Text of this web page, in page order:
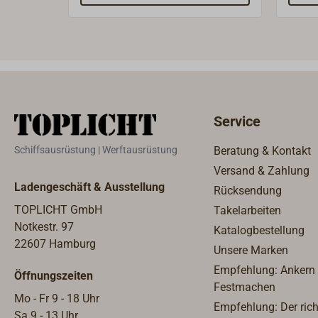
Schiffsausrüstung | Werftausrüstung
Ladengeschäft & Ausstellung
TOPLICHT GmbH
Notkestr. 97
22607 Hamburg
Öffnungszeiten
Mo - Fr 9 - 18 Uhr
Sa 9 - 13 Uhr
Service
Beratung & Kontakt
Versand & Zahlung
Rücksendung
Takelarbeiten
Katalogbestellung
Unsere Marken
Empfehlung: Ankern
Festmachen
Empfehlung: Der